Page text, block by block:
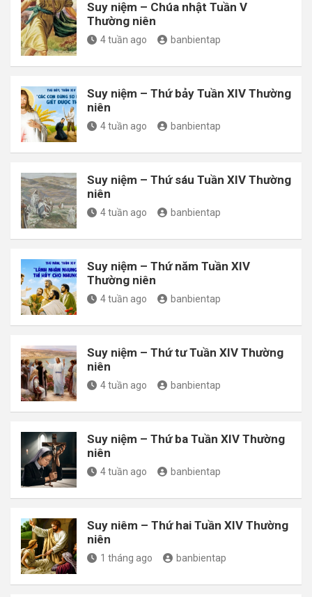
Suy niệm – Chúa nhật Tuần V
Thường niên
4 tuần ago banbientap
Suy niệm – Thứ bảy Tuần XIV Thường
niên
4 tuần ago banbientap
Suy niệm – Thứ sáu Tuần XIV Thường
niên
4 tuần ago banbientap
Suy niệm – Thứ năm Tuần XIV
Thường niên
4 tuần ago banbientap
Suy niệm – Thứ tư Tuần XIV Thường
niên
4 tuần ago banbientap
Suy niệm – Thứ ba Tuần XIV Thường
niên
4 tuần ago banbientap
Suy niêm – Thứ hai Tuần XIV Thường
niên
1 tháng ago banbientap